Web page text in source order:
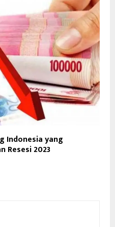
Indonesia yang
Resesi 2023